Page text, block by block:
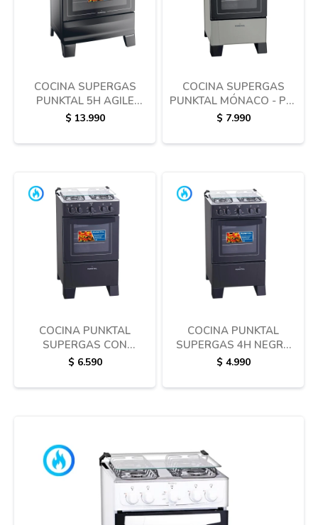
COCINA SUPERGAS
PUNKTAL 5H AGILE
GLASS GL5B
$ 13.990
COCINA SUPERGAS
PUNKTAL MÓNACO - PK-
420
$ 7.990
COCINA PUNKTAL
SUPERGAS CON
ENCENDIDO ELECTRICO
$ 6.590
COCINA PUNKTAL
SUPERGAS 4H NEGRA
PK-268BK
$ 4.990